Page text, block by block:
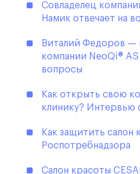
Совладелец
Намик отвечает на
Виталий Федоров —
компании NeoQi®
вопросы
Как открыть свою
клинику? Интервью
Как защитить
Роспотребнадзора
Салон красоты